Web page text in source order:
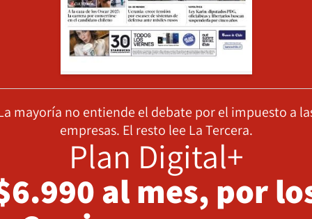
mayoría no entiende el debate por el impuesto a
empresas. El resto lee La Tercera.
Plan Digital+
al mes, por